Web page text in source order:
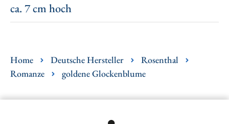
ca. 7 cm hoch
Home Deutsche Hersteller
Rosenthal
Romanze
goldene Glockenblume